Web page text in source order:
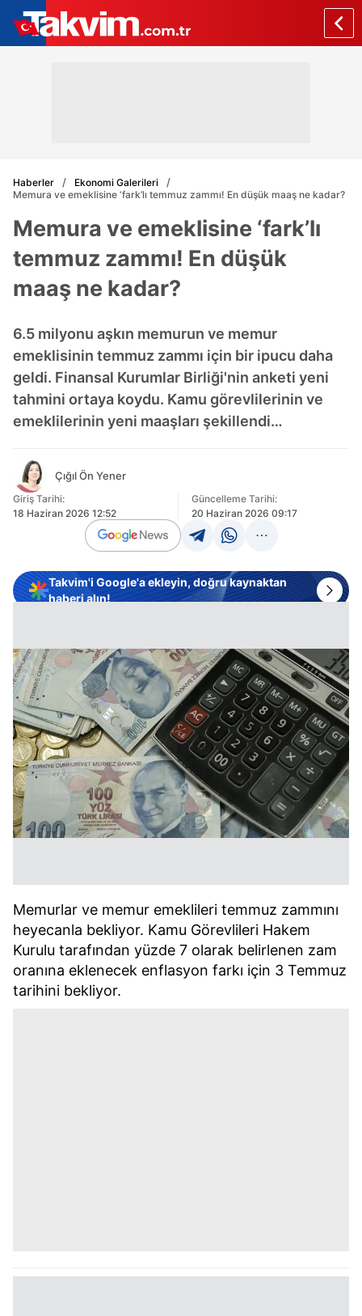
Haberler
Ekonomi Galerileri
Memura ve emeklisine ‘fark’lı temmuz zammı! En düşük maaş ne kadar?
Memura ve emeklisine ‘fark’lı
temmuz zammı! En düşük
maaş ne kadar?
6.5 milyonu aşkın memurun ve memur
emeklisinin temmuz zammı için bir ipucu daha
geldi. Finansal Kurumlar Birliği'nin anketi yeni
tahmini ortaya koydu. Kamu görevlilerinin ve
emeklilerinin yeni maaşları şekillendi…
Çığıl Ön Yener
Giriş Tarihi:
18 Haziran 2026 12:52
Güncelleme Tarihi:
20 Haziran 2026 09:17
Takvim'i Google'a ekleyin, doğru kaynaktan
haberi alın!
Memurlar ve memur emeklileri temmuz zammını
heyecanla bekliyor. Kamu Görevlileri Hakem
Kurulu tarafından yüzde 7 olarak belirlenen zam
oranına eklenecek enflasyon farkı için 3 Temmuz
tarihini bekliyor.